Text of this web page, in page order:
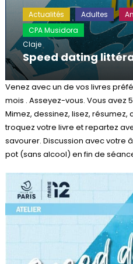
Actualités Adultes
CPA Musidora
Claje
Speed dating
Venez avec un de vos livres
mois . Asseyez-vous. Vous avez
Mimez, dessinez, lisez, résumez,
troquez votre livre et repartez
savourer. Discussion avec votre
pot (sans alcool) en fin de